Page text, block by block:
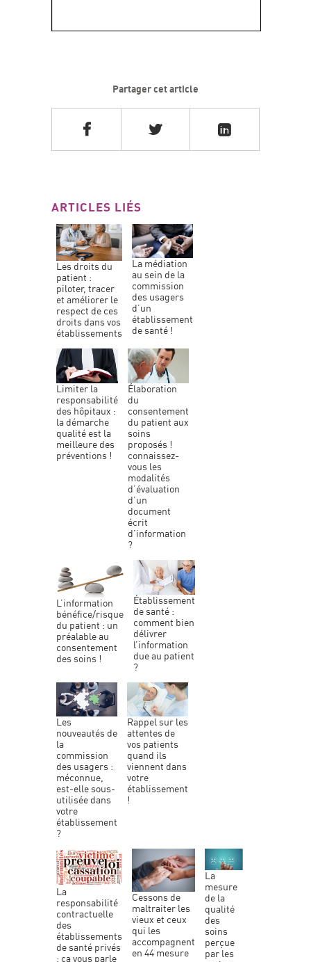
Partager cet article
ARTICLES LIÉS
les droits du
patient :
piloter, tracer
et améliorer le
respect de ces
droits dans vos
établissements
la médiation
au sein de la
commission
des usagers
d’un
établissement
de santé !
limiter la
responsabilité
des hôpitaux :
la démarche
qualité est la
meilleure des
préventions !
élaboration
du
consentement
du patient aux
soins
proposés !
connaissez-
vous les
modalités
d’évaluation
d’un
document
écrit
d’information
?
l’information
bénéfice/risque
du patient : un
préalable au
consentement
des soins !
établissement
de santé :
comment bien
délivrer
l’information
due au patient
?
les
nouveautés de
la
commission
des usagers :
méconnue,
est-elle sous-
utilisée dans
votre
établissement
?
rappel sur les
attentes de
vos patients
quand ils
viennent dans
votre
établissement
!
la
responsabilité
contractuelle
des
établissements
de santé privés
: ça vous parle
cessons de
maltraiter les
vieux et ceux
qui les
accompagnent
en 44 mesure
la
mesure
de la
qualité
des
soins
perçue
par les